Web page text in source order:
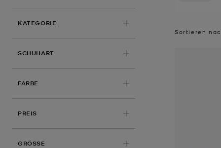
KATEGORIE
SCHUHART
FARBE
PREIS
GRÖSSE
Sortieren